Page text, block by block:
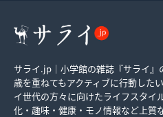
サライ.jp｜小学館の雑誌『サライ』
歳を重ねてもアクティブに行動した
イ世代の方々に向けたライフスタイ
化・趣味・健康・モノ情報など上質